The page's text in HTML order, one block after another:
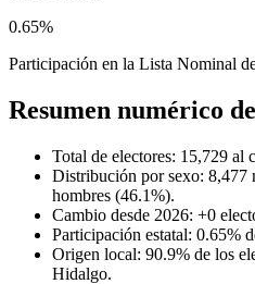
0.65%
Participación en la Lista Nominal
Resumen numérico de
Total de electores: 15,729 al
Distribución por sexo: 8,477
hombres (46.1%).
Cambio desde 2026: +0
Participación estatal: 0.65%
Origen local: 90.9% de los
Hidalgo.